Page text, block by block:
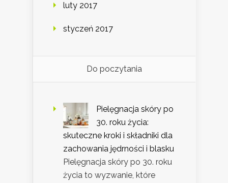
luty 2017
styczeń 2017
Do poczytania
Pielęgnacja skóry po
30. roku życia:
skuteczne kroki i składniki dla
zachowania jędrności i blasku
Pielęgnacja skóry po 30. roku
życia to wyzwanie, które